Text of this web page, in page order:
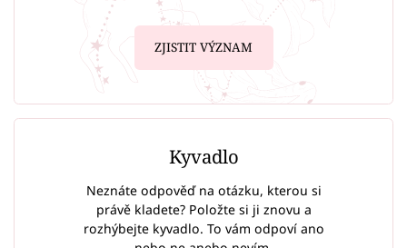
ZJISTIT VÝZNAM
Kyvadlo
Neznáte odpověď na otázku, kterou si
právě kladete? Položte si ji znovu a
rozhýbejte kyvadlo. To vám odpoví ano